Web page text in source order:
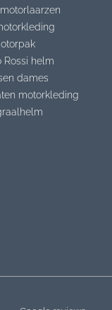
Rossi helm
dames
motorkleding